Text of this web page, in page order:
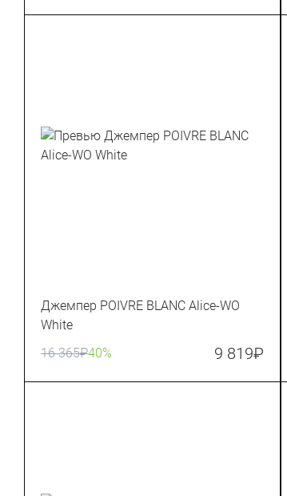
Джемпер POIVRE BLANC Alice-WO
White
16 365₽40% 9 819₽